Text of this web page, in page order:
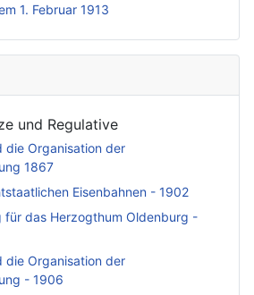
1. Februar 1913
und Regulative
die Organisation der
1867
Eisenbahnen - 1902
für das Herzogthum Oldenburg -
die Organisation der
- 1906